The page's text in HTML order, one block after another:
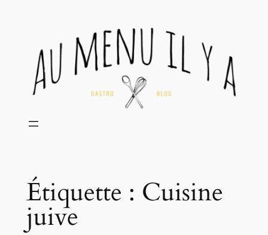
Étiquette : Cuisine
juive